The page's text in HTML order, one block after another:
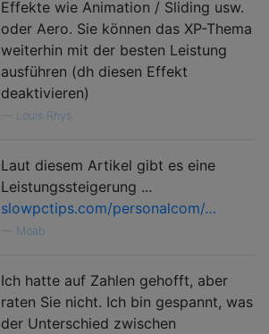
Effekte wie Animation / Sliding usw.
oder Aero. Sie können das XP-Thema
weiterhin mit der besten Leistung
ausführen (dh diesen Effekt
deaktivieren)
Louis Rhys
Laut diesem Artikel gibt es eine
Leistungssteigerung ...
slowpctips.com/personalcom/…
Moab
Ich hatte auf Zahlen gehofft, aber
raten Sie nicht. Ich bin gespannt, was
der Unterschied zwischen